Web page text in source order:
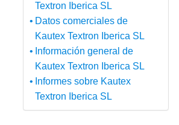
Textron Iberica SL
Datos comerciales de
Kautex Textron Iberica SL
Información general de
Kautex Textron Iberica SL
Informes sobre Kautex
Textron Iberica SL